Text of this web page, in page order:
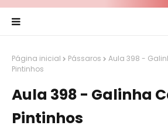
Página inicial Pássaros
Aula 398 -
Pintinhos
Aula 398 - Galinha
Pintinhos